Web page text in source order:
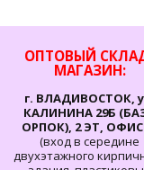
ОПТОВЫЙ
МАГАЗИН:
г. ВЛАДИВОСТОК,
КАЛИНИНА 29Б
ОРПОК), 2 ЭТ, ОФИС
(вход в середине
двухэтажного